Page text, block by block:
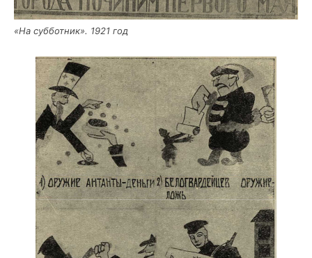
«На суб­бот­ник». 1921 год